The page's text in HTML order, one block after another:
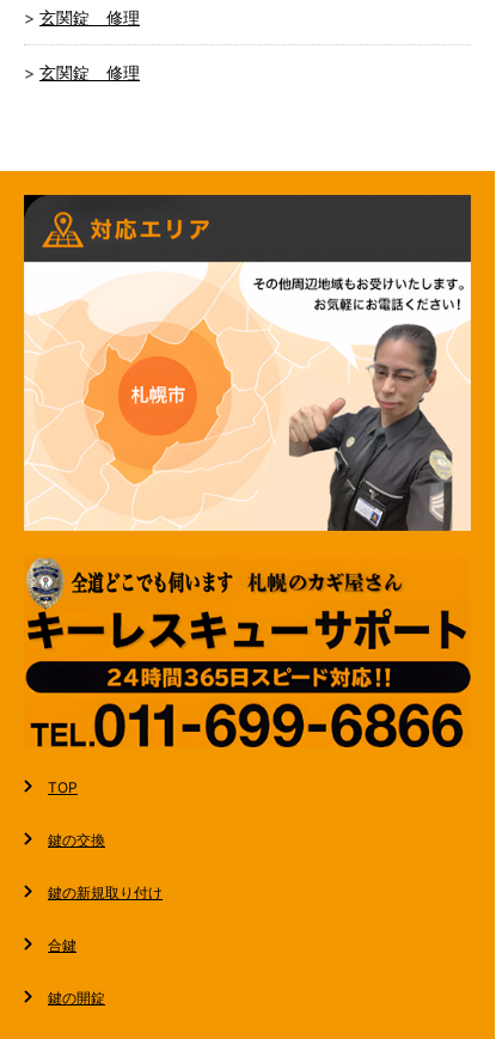
玄関錠 修理
玄関錠 修理
TOP
鍵の交換
鍵の新規取り付け
合鍵
鍵の開錠